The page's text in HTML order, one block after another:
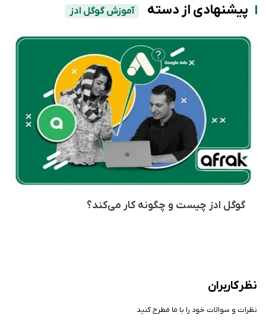
پیشنهادی از دسته آموزش گوگل ادز
گوگل ادز چیست و چگونه کار می‌کند؟
نظر کاربران
نظرات و سوالات خود را با ما مطرح کنید